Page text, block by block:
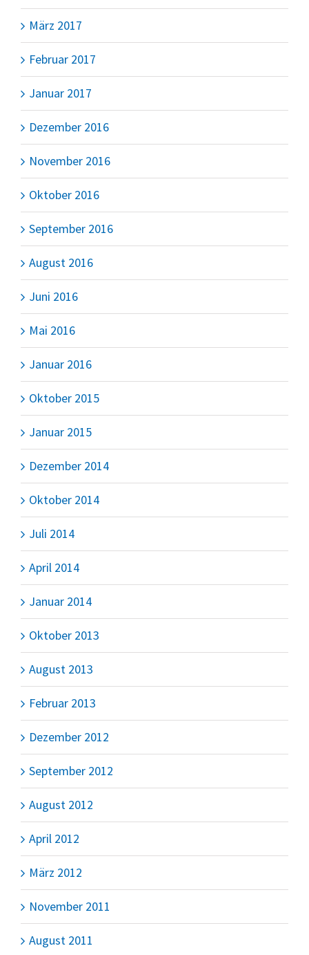
März 2017
Februar 2017
Januar 2017
Dezember 2016
November 2016
Oktober 2016
September 2016
August 2016
Juni 2016
Mai 2016
Januar 2016
Oktober 2015
Januar 2015
Dezember 2014
Oktober 2014
Juli 2014
April 2014
Januar 2014
Oktober 2013
August 2013
Februar 2013
Dezember 2012
September 2012
August 2012
April 2012
März 2012
November 2011
August 2011